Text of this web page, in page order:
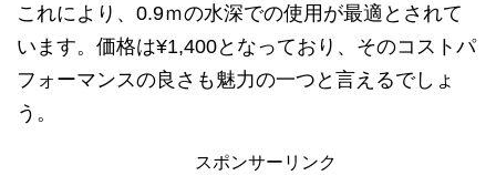
これにより、0.9ｍの水深での使用が最適とされて
います。価格は¥1,400となっており、そのコストパ
フォーマンスの良さも魅力の一つと言えるでしょ
う。
スポンサーリンク